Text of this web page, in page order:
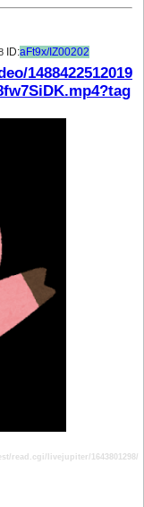
ID:aFt9x/IZ00202
1488422512019
read.cgi/livejupiter/1643801298/